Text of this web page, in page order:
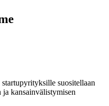
suositellaan
ja kansainvälistymisen